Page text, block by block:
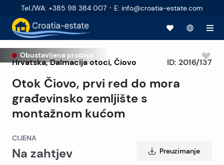
Tel./WA: +385 98 384 007 · E: info@croatia-estate.com
Obustavljena prodaja
Hrvatska,Dalmacija otoci, Čiovo
Otok Čiovo, prvi red do mora
građevinsko zemljište s
montažnom kućom
ID: 2016/137
CIJENA
Na zahtjev Preuzimanje